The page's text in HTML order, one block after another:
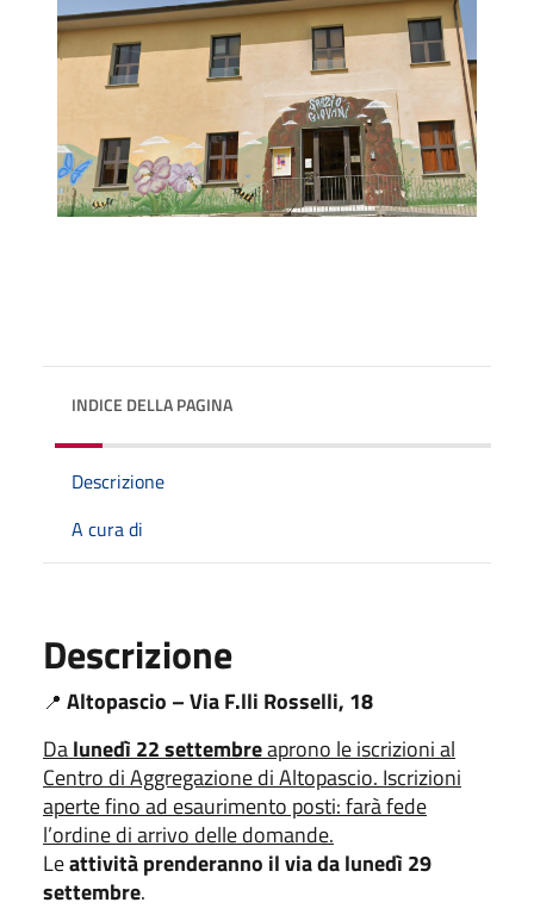
INDICE DELLA PAGINA
Descrizione
A cura di
Descrizione
📍 Altopascio – Via F.lli Rosselli, 18
Dalunedì 22 settembreaprono le iscrizioni al
Centro di Aggregazione di Altopascio. Iscrizioni
aperte fino ad esaurimento posti: farà fede
l’ordine di arrivo delle domande.
Leattività prenderanno il via da lunedì 29
settembre.